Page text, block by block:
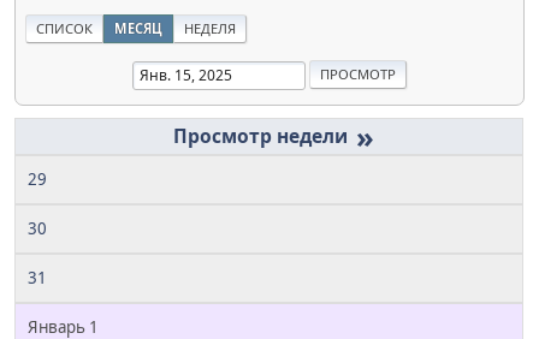
СПИСОК МЕСЯЦ НЕДЕЛЯ
»
29
30
31
Январь 1